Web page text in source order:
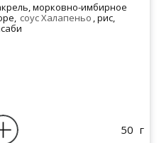
морковно-имбирное
соус Халапеньо , рис,
50 г